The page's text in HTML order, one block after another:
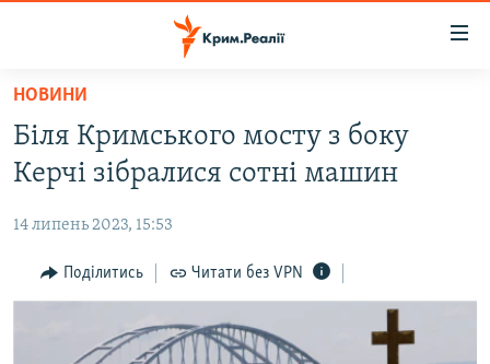
Перейти
основного
матеріалу
Перейти
до
навігації
Перейти
ВОДА.КРИМ
ВІДЕО ТА ФОТО
ПОЛІТИКА
БЛОГИ
ІНТЕРВ'Ю
НОВИНИ
Біля Кримського мосту з боку
Керчі зібралися сотні машин
14 липень 2023, 15:53
Поділитись Читати без VPN